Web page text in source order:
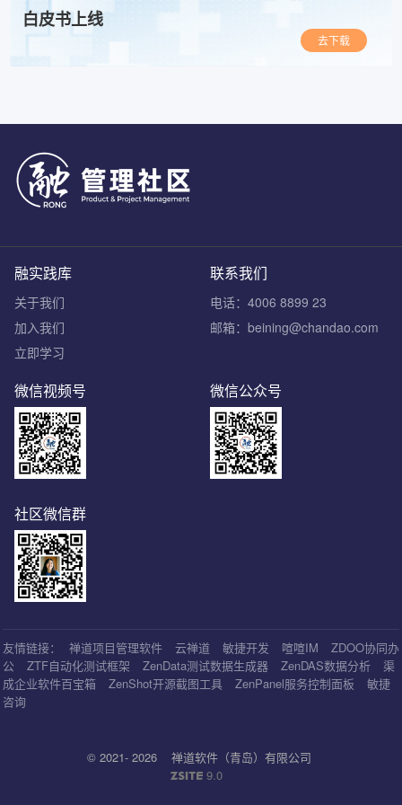
白皮书上线
去下载
联系我们
电话：4006 8899 23
邮箱：beining@chandao.com
融实践库
关于我们
加入我们
立即学习
微信公众号
微信视频号
社区微信群
友情链接： 禅道项目管理软件 云禅道 敏捷开发 喧喧IM
ZDOO协同办
公
ZTF自动化测试框架 ZenData测试数据生成器 ZenDAS数据分析
渠
成企业软件百宝箱
ZenShot开源截图工具 ZenPanel服务控制面板
敏捷
咨询
© 2021- 2026 禅道软件（青岛）有限公司
9.0